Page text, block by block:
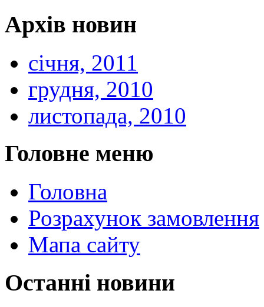
Архів новин
січня, 2011
грудня, 2010
листопада, 2010
Головне меню
Головна
Розрахунок замовлення
Мапа сайту
Останні новини